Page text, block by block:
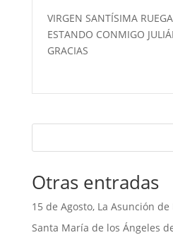
VIRGEN SANTÍSIMA
ESTANDO CONMIGO
GRACIAS
Otras entradas
15 de Agosto, La Asunción
Santa María de los Ángeles